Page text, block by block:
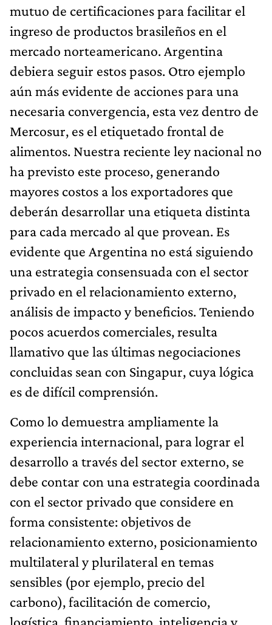
mutuo de certificaciones para facilitar el
ingreso de productos brasileños en el
mercado norteamericano. Argentina
debiera seguir estos pasos. Otro ejemplo
aún más evidente de acciones para una
necesaria convergencia, esta vez dentro de
Mercosur, es el etiquetado frontal de
alimentos. Nuestra reciente ley nacional no
ha previsto este proceso, generando
mayores costos a los exportadores que
deberán desarrollar una etiqueta distinta
para cada mercado al que provean. Es
evidente que Argentina no está siguiendo
una estrategia consensuada con el sector
privado en el relacionamiento externo,
análisis de impacto y beneficios. Teniendo
pocos acuerdos comerciales, resulta
llamativo que las últimas negociaciones
concluidas sean con Singapur, cuya lógica
es de difícil comprensión.
Como lo demuestra ampliamente la
experiencia internacional, para lograr el
desarrollo a través del sector externo, se
debe contar con una estrategia coordinada
con el sector privado que considere en
forma consistente: objetivos de
relacionamiento externo, posicionamiento
multilateral y plurilateral en temas
sensibles (por ejemplo, precio del
carbono), facilitación de comercio,
logística, financiamiento, inteligencia y